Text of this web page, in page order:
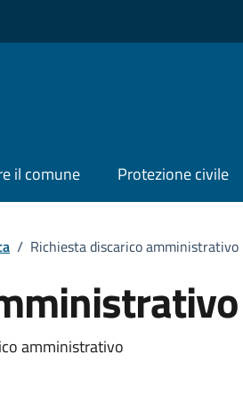
il comune Protezione civile
/ Richiesta discarico amministrativo
amministrativo